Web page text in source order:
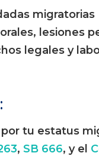
migratorias
lesiones
legales y
tu estatus
, SB 666, y el